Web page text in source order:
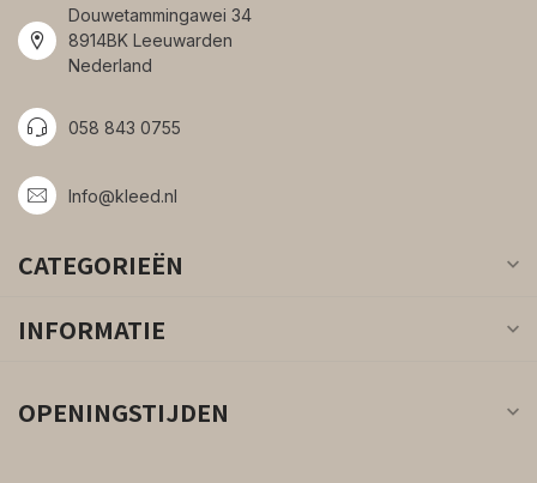
Douwetammingawei 34
8914BK Leeuwarden
Nederland
058 843 0755
Info@kleed.nl
CATEGORIEËN
INFORMATIE
OPENINGSTIJDEN